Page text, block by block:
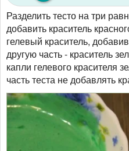
Разделить тесто на три
добавить краситель
гелевый краситель,
другую часть - краситель
капли гелевого красителя
часть теста не добавлять